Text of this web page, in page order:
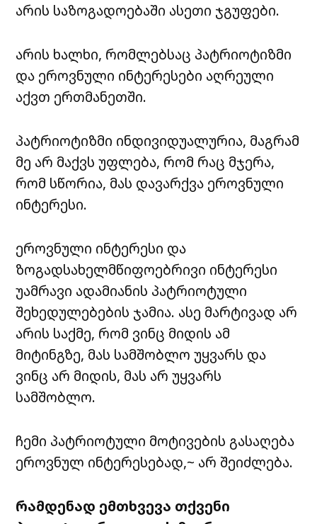
არის საზოგადოებაში ასეთი ჯგუფები.
არის ხალხი, რომლებსაც პატრიოტიზმი
და ეროვნული ინტერესები აღრეული
აქვთ ერთმანეთში.
პატრიოტიზმი ინდივიდუალურია, მაგრამ
მე არ მაქვს უფლება, რომ რაც მჯერა,
რომ სწორია, მას დავარქვა ეროვნული
ინტერესი.
ეროვნული ინტერესი და
ზოგადსახელმწიფოებრივი ინტერესი
უამრავი ადამიანის პატრიოტული
შეხედულებების ჯამია. ასე მარტივად არ
არის საქმე, რომ ვინც მიდის ამ
მიტინგზე, მას სამშობლო უყვარს და
ვინც არ მიდის, მას არ უყვარს
სამშობლო.
ჩემი პატრიოტული მოტივების გასაღება
ეროვნულ ინტერესებად,~ არ შეიძლება.
რამდენად ემთხვევა თქვენი